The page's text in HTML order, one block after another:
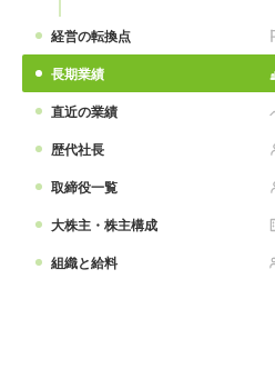
経営の転換点
長期業績
直近の業績
歴代社長
取締役一覧
大株主・株主構成
組織と給料